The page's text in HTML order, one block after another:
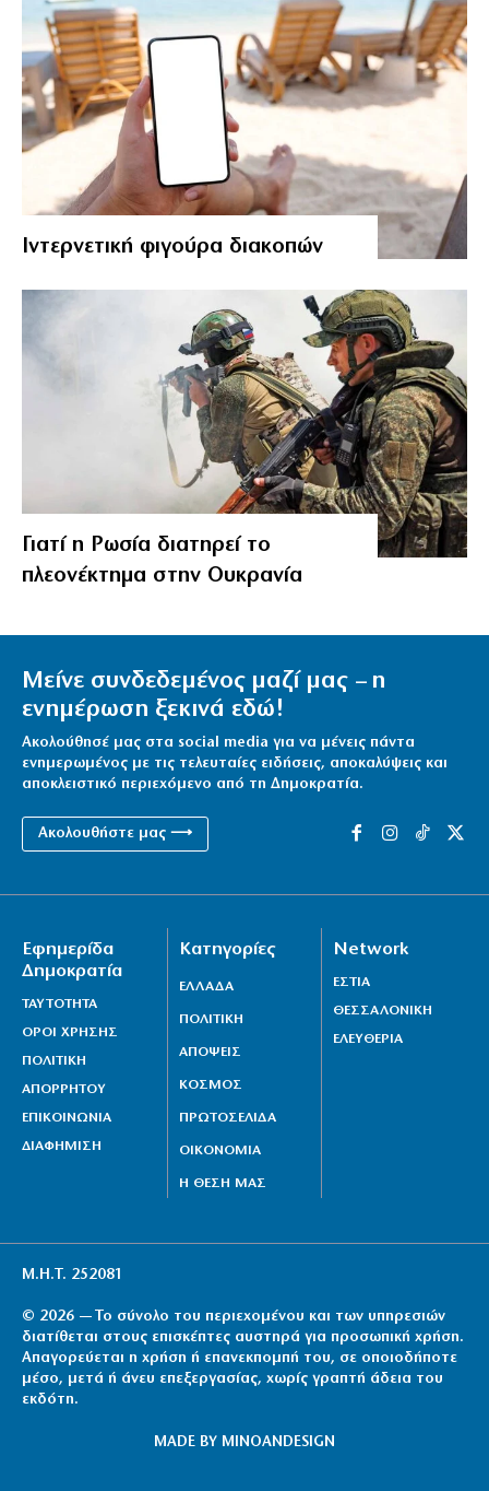
Ιντερνετική φιγούρα διακοπών
Γιατί η Ρωσία διατηρεί το
πλεονέκτημα στην Ουκρανία
Μείνε συνδεδεμένος μαζί μας – η
ενημέρωση ξεκινά εδώ!
Ακολούθησέ μας στα social media για να μένεις πάντα
ενημερωμένος με τις τελευταίες ειδήσεις, αποκαλύψεις και
αποκλειστικό περιεχόμενο από τη Δημοκρατία.
Ακολουθήστε μας ⟶
Εφημερίδα
Δημοκρατία
ΤΑΥΤΟΤΗΤΑ
ΟΡΟΙ ΧΡΗΣΗΣ
ΠΟΛΙΤΙΚΗ
ΑΠΟΡΡΗΤΟΥ
ΕΠΙΚΟΙΝΩΝΙΑ
ΔΙΑΦΗΜΙΣΗ
Κατηγορίες
ΕΛΛΑΔΑ
ΠΟΛΙΤΙΚΗ
ΑΠΟΨΕΙΣ
ΚΟΣΜΟΣ
ΠΡΩΤΟΣΕΛΙΔΑ
ΟΙΚΟΝΟΜΙΑ
Η ΘΕΣΗ ΜΑΣ
Network
ΕΣΤΙΑ
ΘΕΣΣΑΛΟΝΙΚΗ
ΕΛΕΥΘΕΡΙΑ
Μ.Η.Τ. 252081
© 2026 — Το σύνολο του περιεχομένου και των υπηρεσιών
διατίθεται στους επισκέπτες αυστηρά για προσωπική χρήση.
Απαγορεύεται η χρήση ή επανεκπομπή του, σε οποιοδήποτε
μέσο, μετά ή άνευ επεξεργασίας, χωρίς γραπτή άδεια του
εκδότη.
MADE BY MINOANDESIGN